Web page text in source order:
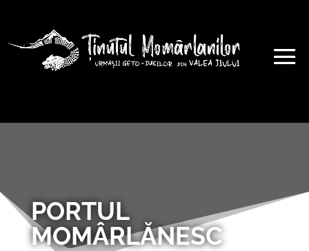
PORTUL
MOMÂRLĂNESC